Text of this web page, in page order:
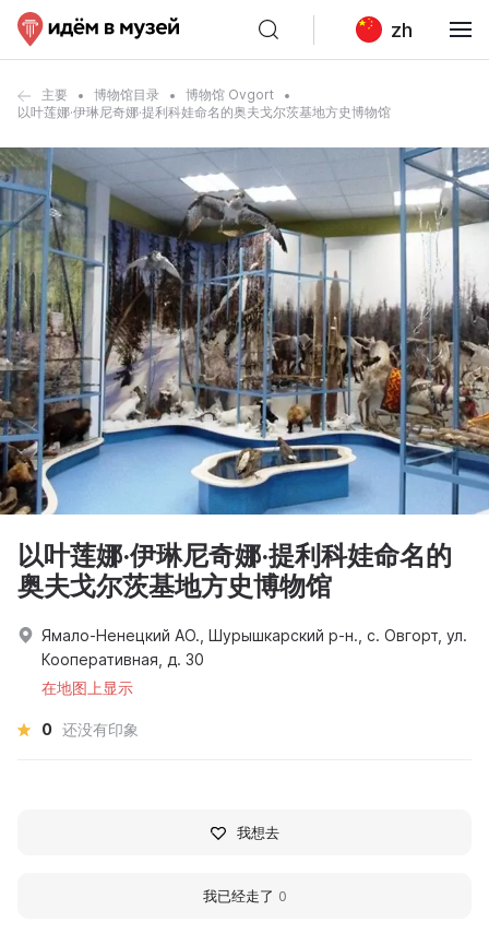
zh
主要 博物馆目录
博物馆 Ovgort
以叶莲娜·伊琳尼奇娜·提利科娃命名的奥夫戈尔茨基地方史博物馆
以叶莲娜·伊琳尼奇娜·提利科娃命名的
奥夫戈尔茨基地方史博物馆
Ямало-Ненецкий АО., Шурышкарский р-н., с. Овгорт, ул.
Кооперативная, д. 30
在地图上显示
0 还没有印象
我想去
我已经走了 0